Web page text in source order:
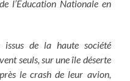
l’Éducation Nationale en
issus de la haute société
seuls, sur une île déserte
le crash de leur avion,